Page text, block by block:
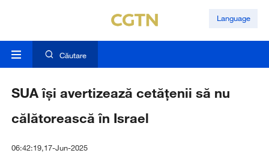
Language
Căutare
SUA își avertizează cetățenii să nu
călătorească în Israel
06:42:19,17-Jun-2025